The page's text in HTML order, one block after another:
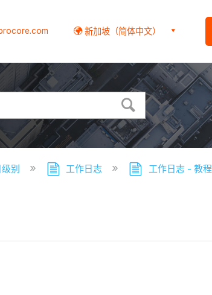
新加坡（简体中文）
别 工作日志 工作日志 - 教程